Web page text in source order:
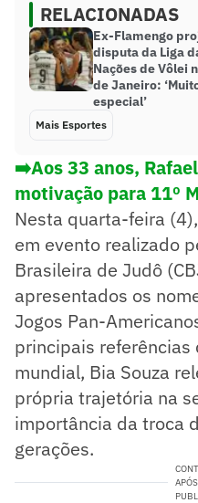
RELACIONADAS
Ex-Flamengo
disputa da Liga
Nações de Vôlei
de Janeiro:
especial’
Mais Esportes
➡️Aos 33 anos,
motivação para 11º
Nesta quarta-feira
em evento realizado
Brasileira de Judô
apresentados os
Jogos Pan-
principais
mundial, Bia Souza
própria trajetória na
importância da troca
gerações.